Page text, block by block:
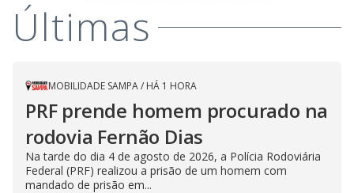
Últimas
MOBILIDADE SAMPA/ HÁ 1 HORA
PRF prende homem procurado na
rodovia Fernão Dias
Na tarde do dia 4 de agosto de 2026, a Polícia Rodoviária
Federal (PRF) realizou a prisão de um homem com
mandado de prisão em...